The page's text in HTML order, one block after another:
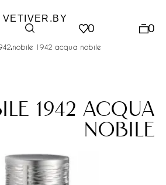
VETIVER.BY
0 0
.nobile 1942 acqua nobile
1942 acqua
nobile